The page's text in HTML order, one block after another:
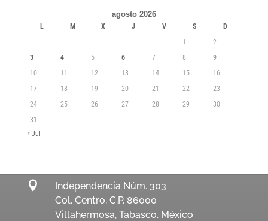
agosto 2026
L M X J V S
D
1
2
3
4 5 6 7 8
9
10
11 12 13 14 15
16
17
18 19 20 21 22
23
24
25 26 27 28 29
30
31
« Jul

Independencia Núm. 303
Col. Centro, C.P. 86000
Villahermosa, Tabasco. México